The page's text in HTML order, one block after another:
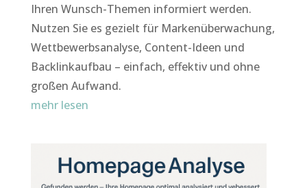
Ihren Wunsch-Themen informiert werden.
Nutzen Sie es gezielt für Markenüberwachung,
Wettbewerbsanalyse, Content-Ideen und
Backlinkaufbau – einfach, effektiv und ohne
großen Aufwand.
mehr lesen